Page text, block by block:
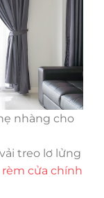
nhàng cho
treo lơ lửng
rèm cửa chính